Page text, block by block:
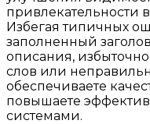
привлекательности
Избегая типичных
заполненный
описания,
слов или
обеспечиваете
повышаете
системами.